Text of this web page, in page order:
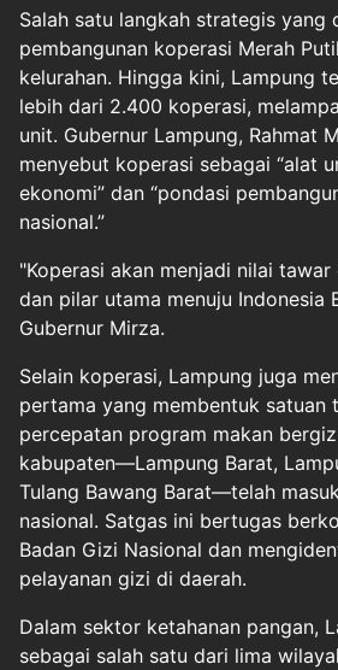
Salah satu langkah strategis yang
pembangunan koperasi Merah
kelurahan. Hingga kini, Lampung
lebih dari 2.400 koperasi,
unit. Gubernur Lampung, Rahmat
menyebut koperasi sebagai “alat
ekonomi” dan “pondasi
nasional.”
"Koperasi akan menjadi nilai
dan pilar utama menuju Indonesia
Gubernur Mirza.
Selain koperasi, Lampung juga
pertama yang membentuk satuan
percepatan program makan
kabupaten—Lampung Barat,
Tulang Bawang Barat—telah
nasional. Satgas ini bertugas
Badan Gizi Nasional dan
pelayanan gizi di daerah.
Dalam sektor ketahanan pangan,
sebagai salah satu dari lima